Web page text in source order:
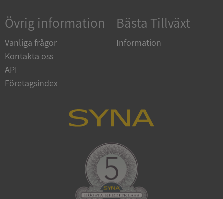
Övrig information
Vanliga frågor
Kontakta oss
API
Företagsindex
Bästa Tillväxt
Information
Google LLC
www.google.com